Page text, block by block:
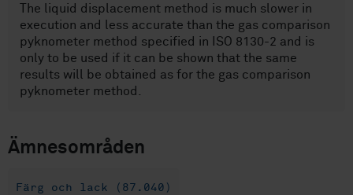
The liquid displacement method is much slower in
execution and less accurate than the gas comparison
pyknometer method specified in ISO 8130-2 and is
only to be used if it can be shown that the same
results will be obtained as for the gas comparison
pyknometer method.
Ämnesområden
Färg och lack (87.040)